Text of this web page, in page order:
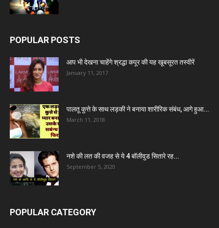
POPULAR POSTS
आप भी देखना चाहेंगे श्रद्धा कपूर की यह खूबसूरत तस्वीरें
January 11, 2017
पालतू कुत्ते के साथ लड़की ने बनाया शारीरिक संबंध, आगे हुआ...
March 11, 2018
नशे की लत की वजह से ये 4 बॉलीवुड सितारे रह...
September 5, 2020
POPULAR CATEGORY